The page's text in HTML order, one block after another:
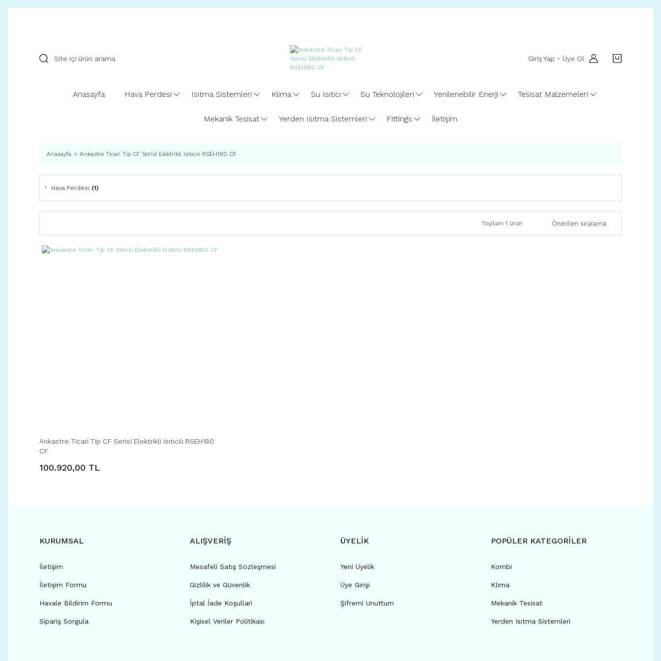
Giriş Yap - Üye Ol
Anasayfa Hava Perdesi Isıtma Sistemleri Klima Su Isıtıcı Su Teknolojileri Yenilenebilir Enerji Tesisat Malzemeleri
Mekanik Tesisat Yerden Isıtma Sistemleri Fittings İletişim
Anasayfa Ankastre Ticari Tip CF Serisi Elektrikli Isıtıcılı RSEH180 CF
Hava Perdesi (1)
Toplam 1 ürün
Ankastre Ticari Tip CF Serisi Elektrikli Isıtıcılı RSEH180
CF
100.920,00 TL
KURUMSAL
İletişim
İletişim Formu
Havale Bildirim Formu
Sipariş Sorgula
ALIŞVERİŞ
Mesafeli Satış Sözleşmesi
Gizlilik ve Güvenlik
İptal İade Koşullari
Kişisel Veriler Politikası
ÜYELİK
Yeni Üyelik
Üye Girişi
Şifremi Unuttum
POPÜLER KATEGORİLER
Kombi
Klima
Mekanik Tesisat
Yerden Isıtma Sistemleri